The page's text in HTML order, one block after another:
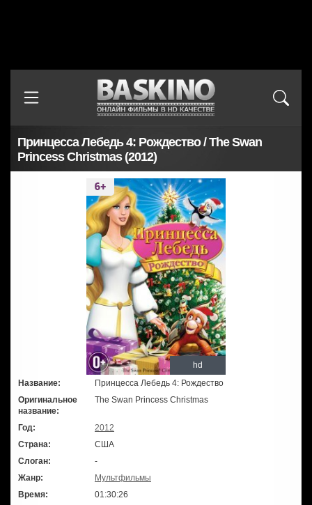
Принцесса Лебедь 4: Рождество / The Swan
Princess Christmas (2012)
hd
Название:
Принцесса Лебедь 4: Рождество
Оригинальное
название:
The Swan Princess Christmas
Год:
2012
Страна:
США
Слоган:
-
Жанр:
Мультфильмы
Время:
01:30:26